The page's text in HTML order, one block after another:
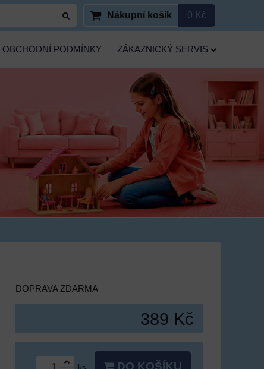
Nákupní košík 0 Kč
OBCHODNÍ PODMÍNKY ZÁKAZNICKÝ SERVIS
DOPRAVA ZDARMA
389 Kč
ks DO KOŠÍKU